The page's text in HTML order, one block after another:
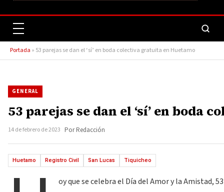
Portada » 53 parejas se dan el ‘sí’ en boda colectiva gratuita en Huetamo
GENERAL
53 parejas se dan el ‘sí’ en boda
14 de febrero de 2023 Por Redacción
Huetamo Registro Civil San Lucas Tiquicheo
oy que se celebra el Día del Amor y la Amistad,